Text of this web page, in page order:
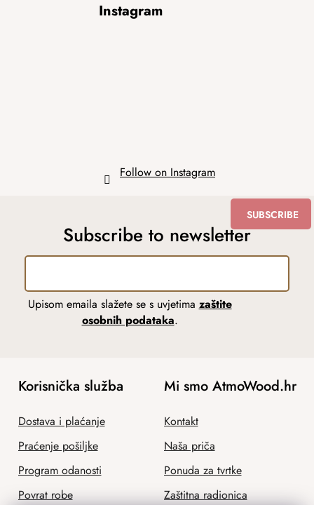
Instagram
Follow on Instagram
Subscribe to newsletter
Upisom emaila slažete se s uvjetima zaštite
osobnih podataka.
SUBSCRIBE
Korisnička služba
Dostava i plaćanje
Praćenje pošiljke
Program odanosti
Povrat robe
Mi smo AtmoWood.hr
Kontakt
Naša priča
Ponuda za tvrtke
Zaštitna radionica